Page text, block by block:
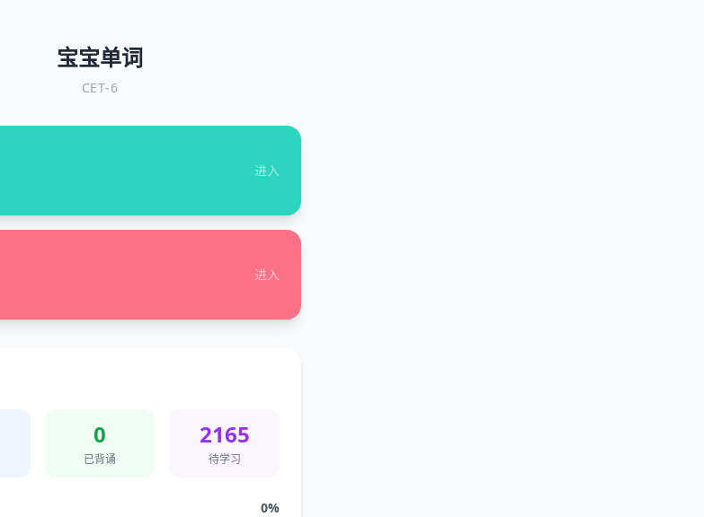
宝宝单词
CET-6
进入
进入
0
已背诵
2165
待学习
0%